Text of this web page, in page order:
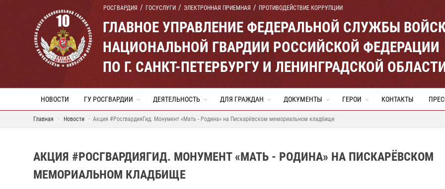
РОСГВАРДИЯ ГОСУСЛУГИ ЭЛЕКТРОННАЯ ПРИЕМНАЯ ПРОТИВОДЕЙСТВИЕ КОРРУПЦИИ
ГЛАВНОЕ УПРАВЛЕНИЕ ФЕДЕРАЛЬНОЙ СЛУЖБЫ
НАЦИОНАЛЬНОЙ ГВАРДИИ РОССИЙСКОЙ ФЕДЕРАЦИИ
ПО Г. САНКТ-ПЕТЕРБУРГУ И ЛЕНИНГРАДСКОЙ
НОВОСТИ ГУ РОСГВАРДИИ ДЕЯТЕЛЬНОСТЬ ДЛЯ ГРАЖДАН ДОКУМЕНТЫ ГЕРОИ КОНТАКТЫ
Главная Новости Акция #РосгвардияГид. Монумент «Мать - Родина» на Пискарёвском мемориальном кладбище
АКЦИЯ #РОСГВАРДИЯГИД. МОНУМЕНТ «МАТЬ - РОДИНА» НА ПИСКАРЁВСКОМ
МЕМОРИАЛЬНОМ КЛАДБИЩЕ